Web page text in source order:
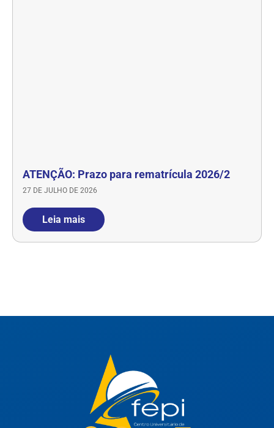
ATENÇÃO: Prazo para rematrícula 2026/2
27 DE JULHO DE 2026
Leia mais